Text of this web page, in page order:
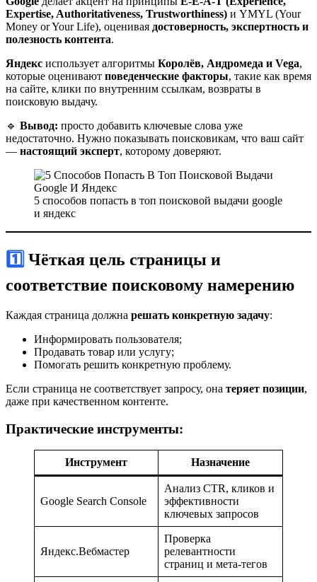
Expertise, Authoritativeness, Trustworthiness) и YMYL (Your
Money or Your Life), оценивая достоверность, экспертность и
полезность контента.
Яндекс использует алгоритмы Королёв, Андромеда и Vega,
которые оценивают поведенческие факторы, такие как время
на сайте, клики по внутренним ссылкам, возвраты в
поисковую выдачу.
🔹 Вывод: просто добавить ключевые слова уже
недостаточно. Нужно показывать поисковикам, что ваш сайт
— настоящий эксперт, которому доверяют.
5 способов попасть в топ поисковой выдачи google
и яндекс
1️⃣ Чёткая цель страницы и
соответствие поисковому намерению
Каждая страница должна решать конкретную задачу:
Информировать пользователя;
Продавать товар или услугу;
Помогать решить конкретную проблему.
Если страница не соответствует запросу, она теряет позиции,
даже при качественном контенте.
Практические инструменты:
Инструмент Назначение
Google Search Console
Анализ CTR, кликов и
эффективности
ключевых запросов
Яндекс.Вебмастер
Проверка
релевантности
страниц и мета-тегов